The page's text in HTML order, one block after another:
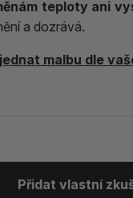
teploty ani
a dozrává.
malbu dle
Přidat vlastní